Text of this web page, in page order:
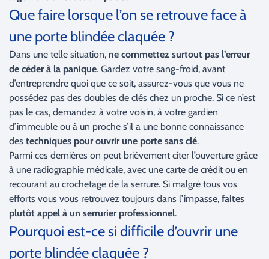
Que faire lorsque l’on se retrouve face à
une porte blindée claquée ?
Dans une telle situation, ne commettez surtout pas l’erreur
de céder à la panique. Gardez votre sang-froid, avant
d’entreprendre quoi que ce soit, assurez-vous que vous ne
possédez pas des doubles de clés chez un proche. Si ce n’est
pas le cas, demandez à votre voisin, à votre gardien
d’immeuble ou à un proche s’il a une bonne connaissance
des techniques pour ouvrir une porte sans clé.
Parmi ces dernières on peut brièvement citer l’ouverture grâce
à une radiographie médicale, avec une carte de crédit ou en
recourant au crochetage de la serrure. Si malgré tous vos
efforts vous vous retrouvez toujours dans l’impasse, faites
plutôt appel à un serrurier professionnel.
Pourquoi est-ce si difficile d’ouvrir une
porte blindée claquée ?